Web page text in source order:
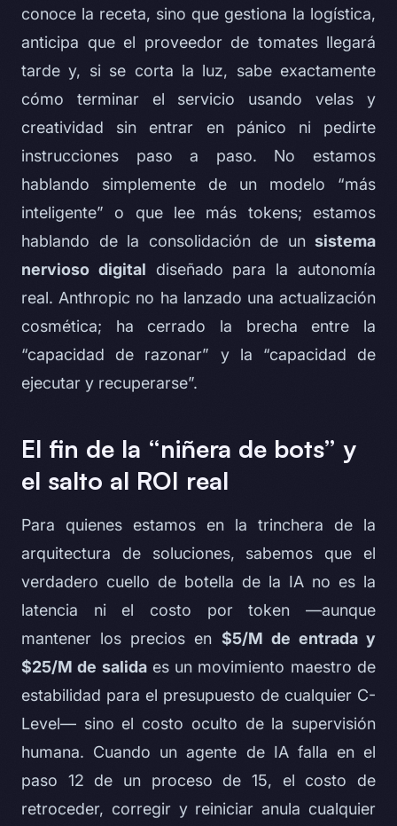
conoce la receta, sino que gestiona la logística,
anticipa que el proveedor de tomates llegará
tarde y, si se corta la luz, sabe exactamente
cómo terminar el servicio usando velas y
creatividad sin entrar en pánico ni pedirte
instrucciones paso a paso. No estamos
hablando simplemente de un modelo “más
inteligente” o que lee más tokens; estamos
hablando de la consolidación de un sistema
nervioso digital diseñado para la autonomía
real. Anthropic no ha lanzado una actualización
cosmética; ha cerrado la brecha entre la
“capacidad de razonar” y la “capacidad de
ejecutar y recuperarse”.
El fin de la “niñera de bots” y
el salto al ROI real
Para quienes estamos en la trinchera de la
arquitectura de soluciones, sabemos que el
verdadero cuello de botella de la IA no es la
latencia ni el costo por token —aunque
mantener los precios en $5/M de entrada y
$25/M de salidaes un movimiento maestro de
estabilidad para el presupuesto de cualquier C-
Level— sino el costo oculto de la supervisión
humana. Cuando un agente de IA falla en el
paso 12 de un proceso de 15, el costo de
retroceder, corregir y reiniciar anula cualquier